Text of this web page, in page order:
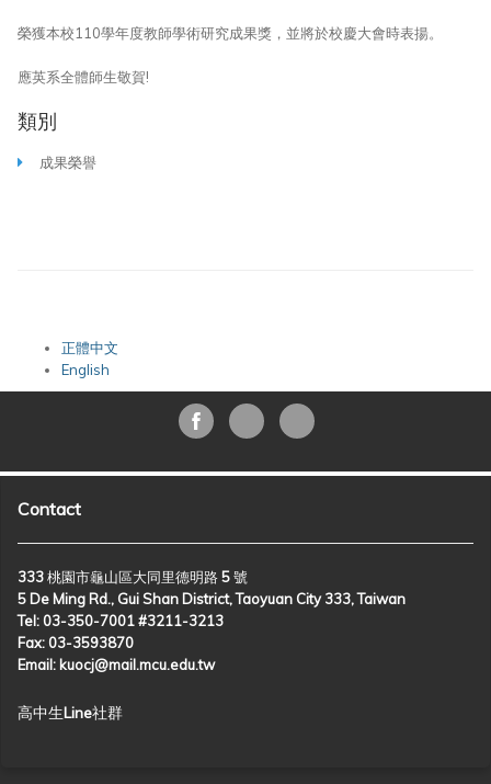
榮獲本校110學年度教師學術研究成果獎，並將於校慶大會時表揚。
應英系全體師生敬賀!
類別
成果榮譽
正體中文
English
Contact
333 桃園市龜山區大同里德明路 5 號
5 De Ming Rd., Gui Shan District, Taoyuan City 333, Taiwan
Tel: 03-350-7001 #3211-3213
Fax: 03-3593870
Email: kuocj@mail.mcu.edu.tw
高中生Line社群